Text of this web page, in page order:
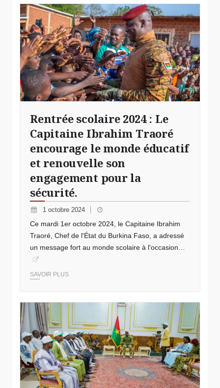
Rentrée scolaire 2024 : Le
Capitaine Ibrahim Traoré
encourage le monde éducatif
et renouvelle son
engagement pour la
sécurité.
1 octobre 2024
Ce mardi 1er octobre 2024, le Capitaine Ibrahim
Traoré, Chef de l'État du Burkina Faso, a adressé
un message fort au monde scolaire à l'occasion…
SAVOIR PLUS